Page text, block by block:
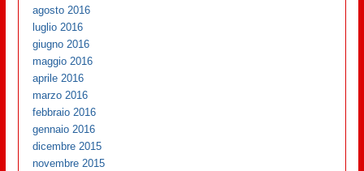
agosto 2016
luglio 2016
giugno 2016
maggio 2016
aprile 2016
marzo 2016
febbraio 2016
gennaio 2016
dicembre 2015
novembre 2015